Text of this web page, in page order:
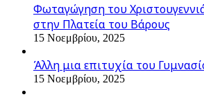
Φωταγώγηση του
στην Πλατεία του Βάρους
15 Νοεμβρίου, 2025
Άλλη μια επιτυχία του
15 Νοεμβρίου, 2025